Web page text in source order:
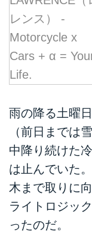
雨の降る土曜
（前日までは
中降り続けた
は止んでいた
木まで取りに
ライトロジッ
ったのだ。